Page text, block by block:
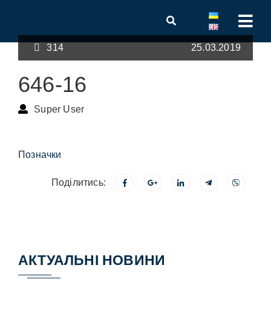
314 25.03.2019
646-16
Super User
Позначки
Поділитись:
АКТУАЛЬНІ НОВИНИ